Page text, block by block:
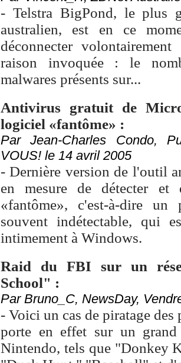
- Telstra BigPond, le plus
australien, est en ce
déconnecter
raison invoquée : le
malwares présents sur...
Antivirus gratuit de
logiciel «fantôme» :
Par Jean-Charles Condo,
VOUS! le 14 avril 2005
- Dernière version de l'outil
en mesure de détecter et
«fantôme», c'est-à-dire un
souvent indétectable, qui
intimement à Windows.
Raid du FBI sur un
School" :
Par Bruno_C, NewsDay,
- Voici un cas de piratage
porte en effet sur un
Nintendo, tels que "Donkey